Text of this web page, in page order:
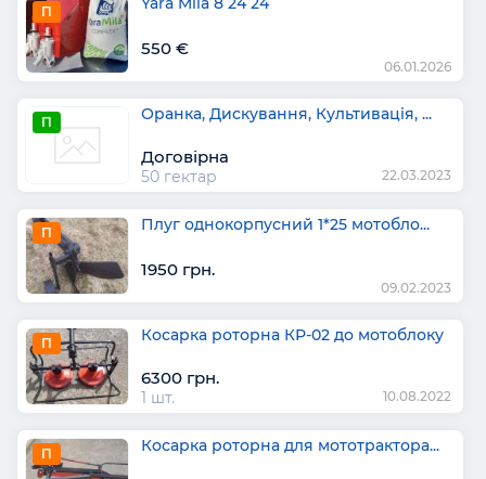
П
550 €
06.01.2026
П Оранка, Дискування, Культивація, ...
Договірна
50 гектар 22.03.2023
П Плуг однокорпусний 1*25 мотобло...
1950 грн.
09.02.2023
П Косарка роторна КР-02 до мотоблоку
6300 грн.
1 шт. 10.08.2022
П Косарка роторна для мототрактора...